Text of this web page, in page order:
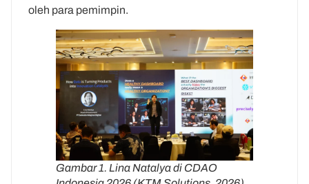
oleh para pemimpin.
Gambar 1. Lina Natalya di CDAO